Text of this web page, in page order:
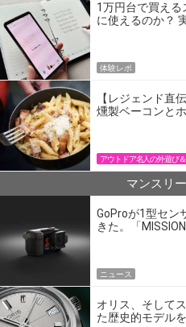
1万円台で買える
に使えるのか？
体験レポ
【レジェンド直
燻製ベーコンと
アウトドア名人の外遊び
マンスリ
GoProが1型セン
きた。「
ニュース
オリス、そして
た歴史的モデル